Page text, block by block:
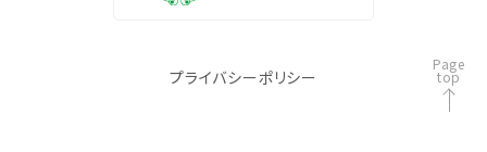
Page
top
プライバシーポリシー